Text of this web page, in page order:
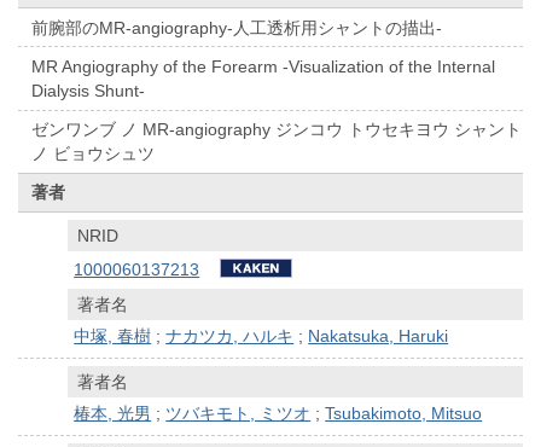
前腕部のMR-angiography-人工透析用シャントの描出-
MR Angiography of the Forearm -Visualization of the Internal
Dialysis Shunt-
ゼンワンブ ノ MR-angiography ジンコウ トウセキヨウ シャント
ノ ビョウシュツ
著者
NRID
1000060137213
著者名
中塚, 春樹 ;ナカツカ, ハルキ ; Nakatsuka, Haruki
著者名
椿本, 光男 ; ツバキモト, ミツオ ;Tsubakimoto, Mitsuo